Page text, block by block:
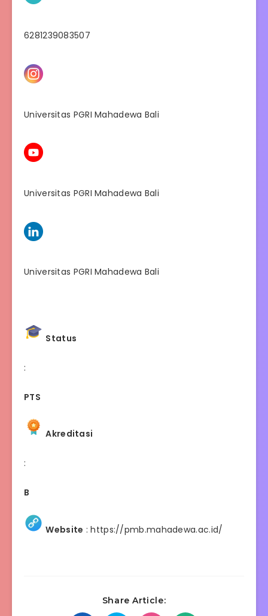
6281239083507
Universitas PGRI Mahadewa Bali
Universitas PGRI Mahadewa Bali
Universitas PGRI Mahadewa Bali
Status
:
PTS
Akreditasi
:
B
Website :https://pmb.mahadewa.ac.id/
Share Article: